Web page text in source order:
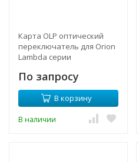
Карта OLP оптический
переключатель для Orion
Lambda серии
По запросу
В корзину
В наличии